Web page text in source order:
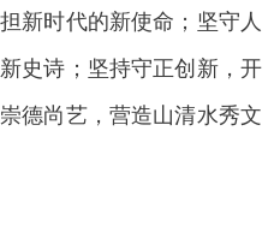
新时代的新使命；坚守人
史诗；坚持守正创新，开
德尚艺，营造山清水秀文